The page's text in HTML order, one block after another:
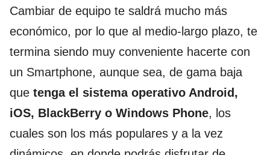
Cambiar de equipo te saldrá mucho más
económico, por lo que al medio-largo plazo, te
termina siendo muy conveniente hacerte con
un Smartphone, aunque sea, de gama baja
que tenga el sistema operativo Android,
iOS, BlackBerry o Windows Phone, los
cuales son los más populares y a la vez